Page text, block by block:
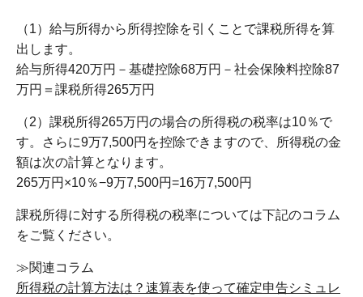
（1）給与所得から所得控除を引くことで課税所得を算
出します。
給与所得420万円－基礎控除68万円－社会保険料控除87
万円＝課税所得265万円
（2）課税所得265万円の場合の所得税の税率は10％で
す。さらに9万7,500円を控除できますので、所得税の金
額は次の計算となります。
265万円×10％−9万7,500円=16万7,500円
課税所得に対する所得税の税率については下記のコラム
をご覧ください。
≫関連コラム
所得税の計算方法は？速算表を使って確定申告シミュレ